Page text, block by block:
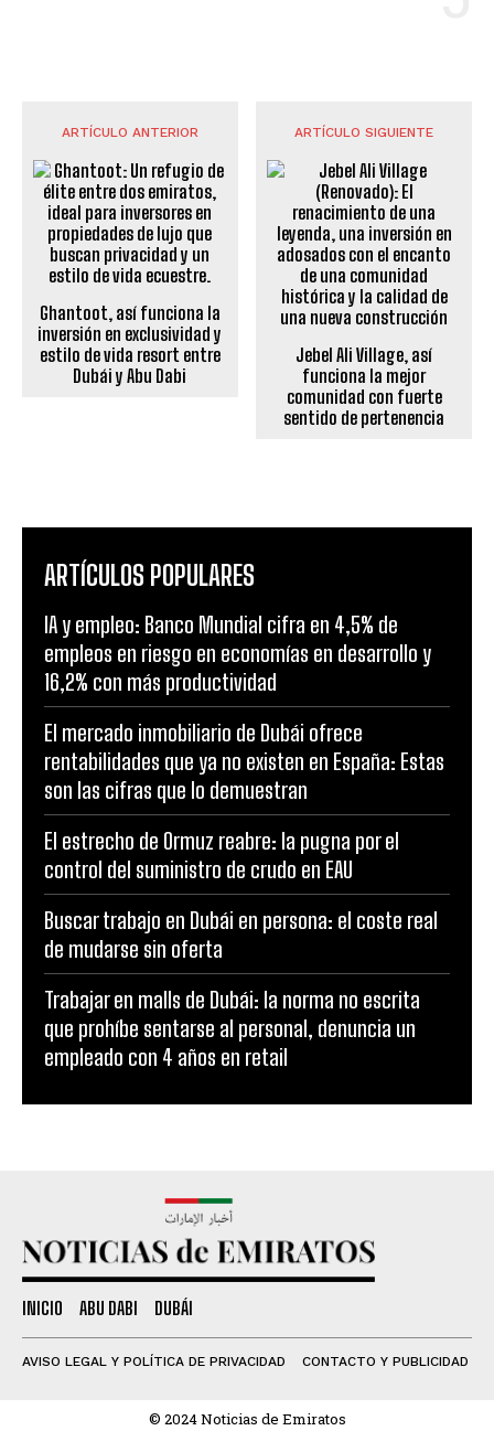
ARTÍCULO ANTERIOR
Ghantoot, así funciona la
inversión en exclusividad y
estilo de vida resort entre
Dubái y Abu Dabi
ARTÍCULO SIGUIENTE
Jebel Ali Village, así
funciona la mejor
comunidad con fuerte
sentido de pertenencia
ARTÍCULOS POPULARES
IA y empleo: Banco Mundial cifra en 4,5% de
empleos en riesgo en economías en desarrollo y
16,2% con más productividad
El mercado inmobiliario de Dubái ofrece
rentabilidades que ya no existen en España: Estas
son las cifras que lo demuestran
El estrecho de Ormuz reabre: la pugna por el
control del suministro de crudo en EAU
Buscar trabajo en Dubái en persona: el coste real
de mudarse sin oferta
Trabajar en malls de Dubái: la norma no escrita
que prohíbe sentarse al personal, denuncia un
empleado con 4 años en retail
INICIO ABU DABI DUBÁI
AVISO LEGAL Y POLÍTICA DE PRIVACIDAD CONTACTO Y PUBLICIDAD
© 2024 Noticias de Emiratos